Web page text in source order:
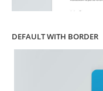
DEFAULT WITH BORDER